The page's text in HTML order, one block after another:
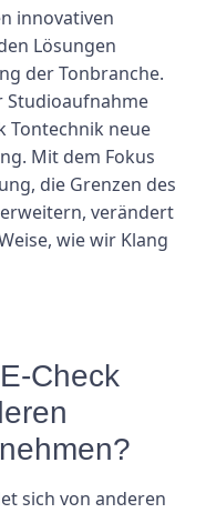
innovativen
Lösungen
der Tonbranche.
Studioaufnahme
Tontechnik neue
Mit dem Fokus
die Grenzen des
verändert
wie wir Klang
Check
sich von anderen